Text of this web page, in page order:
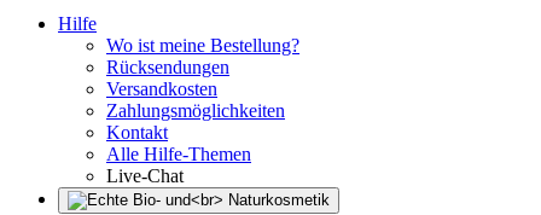
Hilfe
Wo ist meine Bestellung?
Rücksendungen
Versandkosten
Zahlungsmöglichkeiten
Kontakt
Alle Hilfe-Themen
Live-Chat